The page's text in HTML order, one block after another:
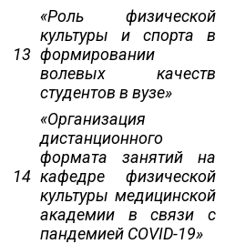
13
«Роль физической
культуры и спорта в
формировании
волевых качеств
студентов в вузе»
14
«Организация
дистанционного
формата занятий на
кафедре физической
культуры медицинской
академии в связи с
пандемией COVID-19»